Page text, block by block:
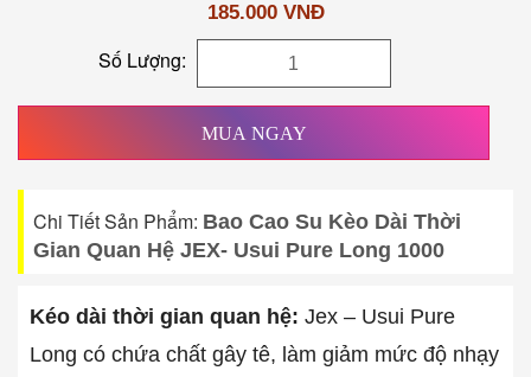
185.000 VNĐ
Số Lượng:
MUA NGAY
Chi Tiết Sản Phẩm: Bao Cao Su Kèo Dài Thời
Gian Quan Hệ JEX- Usui Pure Long 1000
Kéo dài thời gian quan hệ: Jex – Usui Pure
Long có chứa chất gây tê, làm giảm mức độ nhạy